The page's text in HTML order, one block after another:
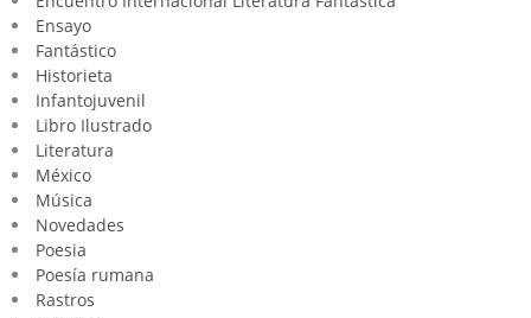
Ensayo
Fantástico
Historieta
Infantojuvenil
Libro Ilustrado
Literatura
México
Música
Novedades
Poesia
Poesía rumana
Rastros